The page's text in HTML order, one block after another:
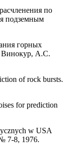
по
подземным
горных
А.С.
of rock bursts.
for prediction
w USA
7-8, 1976.